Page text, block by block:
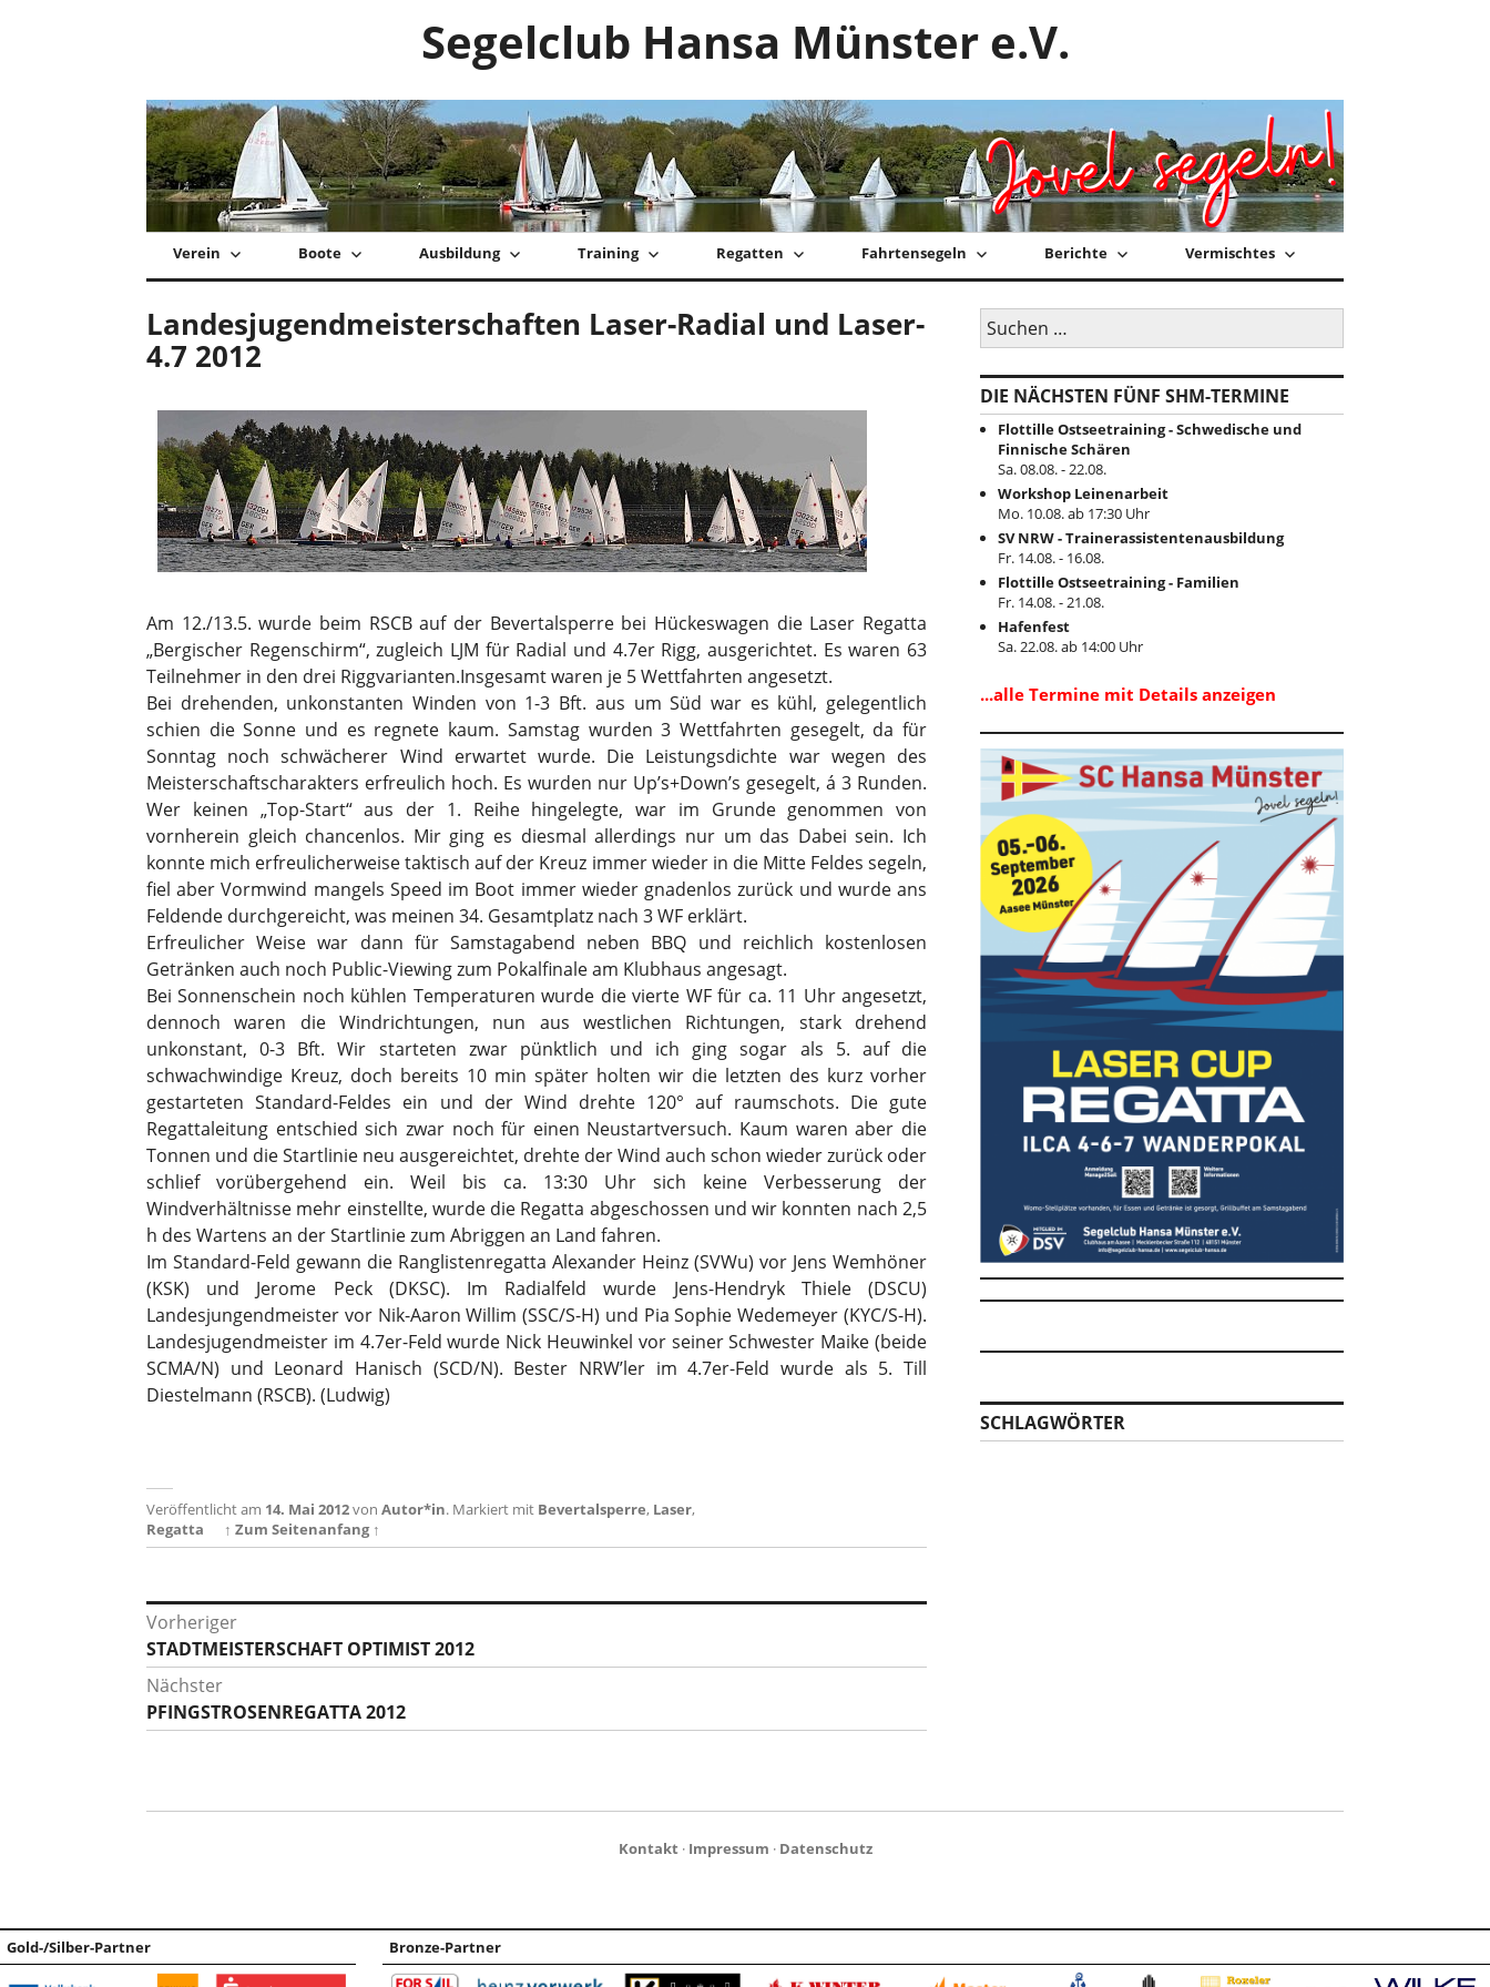
Segelclub Hansa Münster e.V.
Verein Boote Ausbildung Training Regatten Fahrtensegeln Berichte Vermischtes
Landesjugendmeisterschaften Laser-Radial und Laser-
4.7 2012
Am 12./13.5. wurde beim RSCB auf der Bevertalsperre bei Hückeswagen die Laser Regatta
„Bergischer Regenschirm“, zugleich LJM für Radial und 4.7er Rigg, ausgerichtet. Es waren 63
Teilnehmer in den drei Riggvarianten.Insgesamt waren je 5 Wettfahrten angesetzt.
Bei drehenden, unkonstanten Winden von 1-3 Bft. aus um Süd war es kühl, gelegentlich
schien die Sonne und es regnete kaum. Samstag wurden 3 Wettfahrten gesegelt, da für
Sonntag noch schwächerer Wind erwartet wurde. Die Leistungsdichte war wegen des
Meisterschaftscharakters erfreulich hoch. Es wurden nur Up’s+Down’s gesegelt, á 3 Runden.
Wer keinen „Top-Start“ aus der 1. Reihe hingelegte, war im Grunde genommen von
vornherein gleich chancenlos. Mir ging es diesmal allerdings nur um das Dabei sein. Ich
konnte mich erfreulicherweise taktisch auf der Kreuz immer wieder in die Mitte Feldes segeln,
fiel aber Vormwind mangels Speed im Boot immer wieder gnadenlos zurück und wurde ans
Feldende durchgereicht, was meinen 34. Gesamtplatz nach 3 WF erklärt.
Erfreulicher Weise war dann für Samstagabend neben BBQ und reichlich kostenlosen
Getränken auch noch Public-Viewing zum Pokalfinale am Klubhaus angesagt.
Bei Sonnenschein noch kühlen Temperaturen wurde die vierte WF für ca. 11 Uhr angesetzt,
dennoch waren die Windrichtungen, nun aus westlichen Richtungen, stark drehend
unkonstant, 0-3 Bft. Wir starteten zwar pünktlich und ich ging sogar als 5. auf die
schwachwindige Kreuz, doch bereits 10 min später holten wir die letzten des kurz vorher
gestarteten Standard-Feldes ein und der Wind drehte 120° auf raumschots. Die gute
Regattaleitung entschied sich zwar noch für einen Neustartversuch. Kaum waren aber die
Tonnen und die Startlinie neu ausgereichtet, drehte der Wind auch schon wieder zurück oder
schlief vorübergehend ein. Weil bis ca. 13:30 Uhr sich keine Verbesserung der
Windverhältnisse mehr einstellte, wurde die Regatta abgeschossen und wir konnten nach 2,5
h des Wartens an der Startlinie zum Abriggen an Land fahren.
Im Standard-Feld gewann die Ranglistenregatta Alexander Heinz (SVWu) vor Jens Wemhöner
(KSK) und Jerome Peck (DKSC). Im Radialfeld wurde Jens-Hendryk Thiele (DSCU)
Landesjungendmeister vor Nik-Aaron Willim (SSC/S-H) und Pia Sophie Wedemeyer (KYC/S-H).
Landesjugendmeister im 4.7er-Feld wurde Nick Heuwinkel vor seiner Schwester Maike (beide
SCMA/N) und Leonard Hanisch (SCD/N). Bester NRW’ler im 4.7er-Feld wurde als 5. Till
Diestelmann (RSCB). (Ludwig)
Veröffentlicht am 14. Mai 2012von Autor*in. Markiert mit Bevertalsperre, Laser,
Regatta
↑ Zum Seitenanfang ↑
Beitragsnavigation
Vorheriger
Vorheriger
Beitrag:
STADTMEISTERSCHAFT OPTIMIST 2012
Nächster
Nächster
Beitrag:
PFINGSTROSENREGATTA 2012
Suchen
nach:
DIE NÄCHSTEN FÜNF SHM-TERMINE
Flottille Ostseetraining - Schwedische und
Finnische Schären
Sa. 08.08. - 22.08.
Workshop Leinenarbeit
Mo. 10.08. ab 17:30 Uhr
SV NRW - Trainerassistentenausbildung
Fr. 14.08. - 16.08.
Flottille Ostseetraining - Familien
Fr. 14.08. - 21.08.
Hafenfest
Sa. 22.08. ab 14:00 Uhr
...alle Termine mit Details anzeigen
SCHLAGWÖRTER
Gold-/Silber-Partner Bronze-Partner
Kontakt · Impressum · Datenschutz